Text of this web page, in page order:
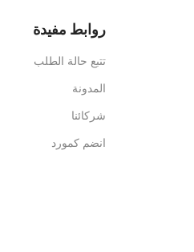
روابط مفيدة
تتبع حالة الطلب
المدونة
شركائنا
انضم كمورد